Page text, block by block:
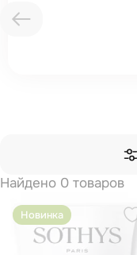
Найдено 0 товаров
Новинка